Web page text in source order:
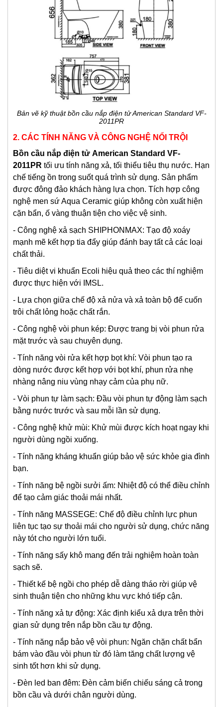
Bản vẽ kỹ thuật bồn cầu nắp điện tử American Standard VF-
2011PR
2. CÁC TÍNH NĂNG VÀ CÔNG NGHỆ NỔI TRỘI
Bồn cầu nắp điện tử American Standard VF-
2011PR tối ưu tính năng xả, tối thiểu tiêu thụ nước. Hạn
chế tiếng ồn trong suốt quá trình sử dụng. Sản phẩm
được đông đảo khách hàng lựa chọn. Tích hợp công
nghệ men sứ Aqua Ceramic giúp không còn xuất hiện
cặn bẩn, ố vàng thuận tiện cho việc vệ sinh.
- Công nghệ xả sạch SHIPHONMAX: Tạo độ xoáy
mạnh mẽ kết hợp tia đẩy giúp đánh bay tất cả các loại
chất thải.
- Tiêu diệt vi khuẩn Ecoli hiệu quả theo các thí nghiệm
được thực hiện với IMSL.
- Lựa chọn giữa chế độ xả nửa và xả toàn bộ để cuốn
trôi chất lỏng hoặc chất rắn.
- Công nghệ vòi phun kép: Được trang bị vòi phun rửa
mặt trước và sau chuyên dụng.
- Tính năng vòi rửa kết hợp bọt khí: Vòi phun tạo ra
dòng nước được kết hợp với bọt khí, phun rửa nhẹ
nhàng nâng niu vùng nhạy cảm của phụ nữ.
- Vòi phun tự làm sạch: Đầu vòi phun tự động làm sạch
bằng nước trước và sau mỗi lần sử dụng.
- Công nghệ khử mùi: Khử mùi được kích hoạt ngay khi
người dùng ngồi xuống.
- Tính năng kháng khuẩn giúp bảo vệ sức khỏe gia đình
bạn.
- Tính năng bệ ngồi sưởi ấm: Nhiệt độ có thể điều chỉnh
để tạo cảm giác thoải mái nhất.
- Tính năng MASSEGE: Chế độ điều chỉnh lực phun
liên tục tạo sự thoải mái cho người sử dụng, chức năng
này tót cho người lớn tuổi.
- Tính năng sấy khô mang đến trải nghiệm hoàn toàn
sạch sẽ.
- Thiết kế bệ ngồi cho phép dễ dàng tháo rời giúp vệ
sinh thuận tiện cho những khu vực khó tiếp cận.
- Tính năng xả tự động: Xác định kiểu xả dựa trên thời
gian sử dụng trên nắp bồn cầu tự động.
- Tính năng nắp bảo vệ vòi phun: Ngăn chặn chất bẩn
bám vào đầu vòi phun từ đó làm tăng chất lượng vệ
sinh tốt hơn khi sử dụng.
- Đèn led ban đêm: Đèn cảm biến chiếu sáng cả trong
bồn cầu và dưới chân người dùng.